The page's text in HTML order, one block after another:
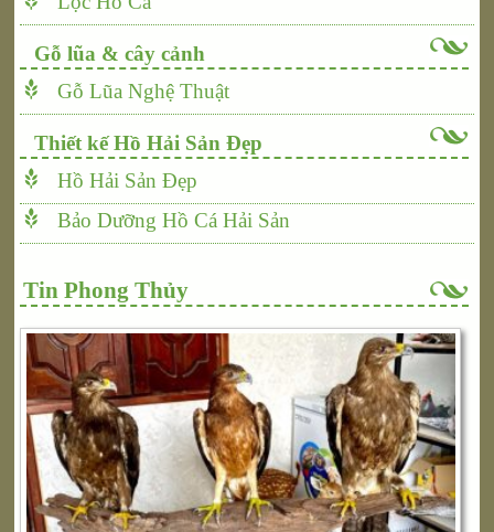
Gỗ lũa & cây cảnh
Gỗ Lũa Nghệ Thuật
Thiết kế Hồ Hải Sản Đẹp
Hồ Hải Sản Đẹp
Bảo Dưỡng Hồ Cá Hải Sản
Tin Phong Thủy